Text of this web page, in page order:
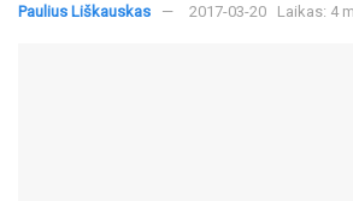
Paulius Liškauskas 2017-03-20 Laikas: 4